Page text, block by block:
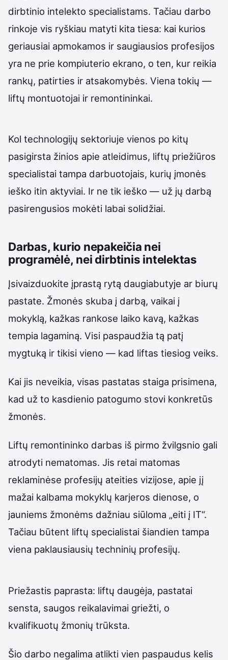
dirbtinio intelekto specialistams. Tačiau darbo
rinkoje vis ryškiau matyti kita tiesa: kai kurios
geriausiai apmokamos ir saugiausios profesijos
yra ne prie kompiuterio ekrano, o ten, kur reikia
rankų, patirties ir atsakomybės. Viena tokių —
liftų montuotojai ir remontininkai.
Kol technologijų sektoriuje vienos po kitų
pasigirsta žinios apie atleidimus, liftų priežiūros
specialistai tampa darbuotojais, kurių įmonės
ieško itin aktyviai. Ir ne tik ieško — už jų darbą
pasirengusios mokėti labai solidžiai.
Darbas, kurio nepakeičia nei
programėlė, nei dirbtinis intelektas
Įsivaizduokite įprastą rytą daugiabutyje ar biurų
pastate. Žmonės skuba į darbą, vaikai į
mokyklą, kažkas rankose laiko kavą, kažkas
tempia lagaminą. Visi paspaudžia tą patį
mygtuką ir tikisi vieno — kad liftas tiesiog veiks.
Kai jis neveikia, visas pastatas staiga prisimena,
kad už to kasdienio patogumo stovi konkretūs
žmonės.
Liftų remontininko darbas iš pirmo žvilgsnio gali
atrodyti nematomas. Jis retai matomas
reklaminėse profesijų ateities vizijose, apie jį
mažai kalbama mokyklų karjeros dienose, o
jauniems žmonėms dažniau siūloma „eiti į IT“.
Tačiau būtent liftų specialistai šiandien tampa
viena paklausiausių techninių profesijų.
Priežastis paprasta: liftų daugėja, pastatai
sensta, saugos reikalavimai griežti, o
kvalifikuotų žmonių trūksta.
Šio darbo negalima atlikti vien paspaudus kelis